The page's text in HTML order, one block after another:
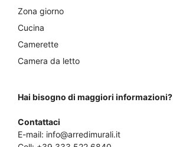
Zona giorno
Cucina
Camerette
Camera da letto
Hai bisogno di maggiori informazioni?
Contattaci
E-mail: info@arredimurali.it